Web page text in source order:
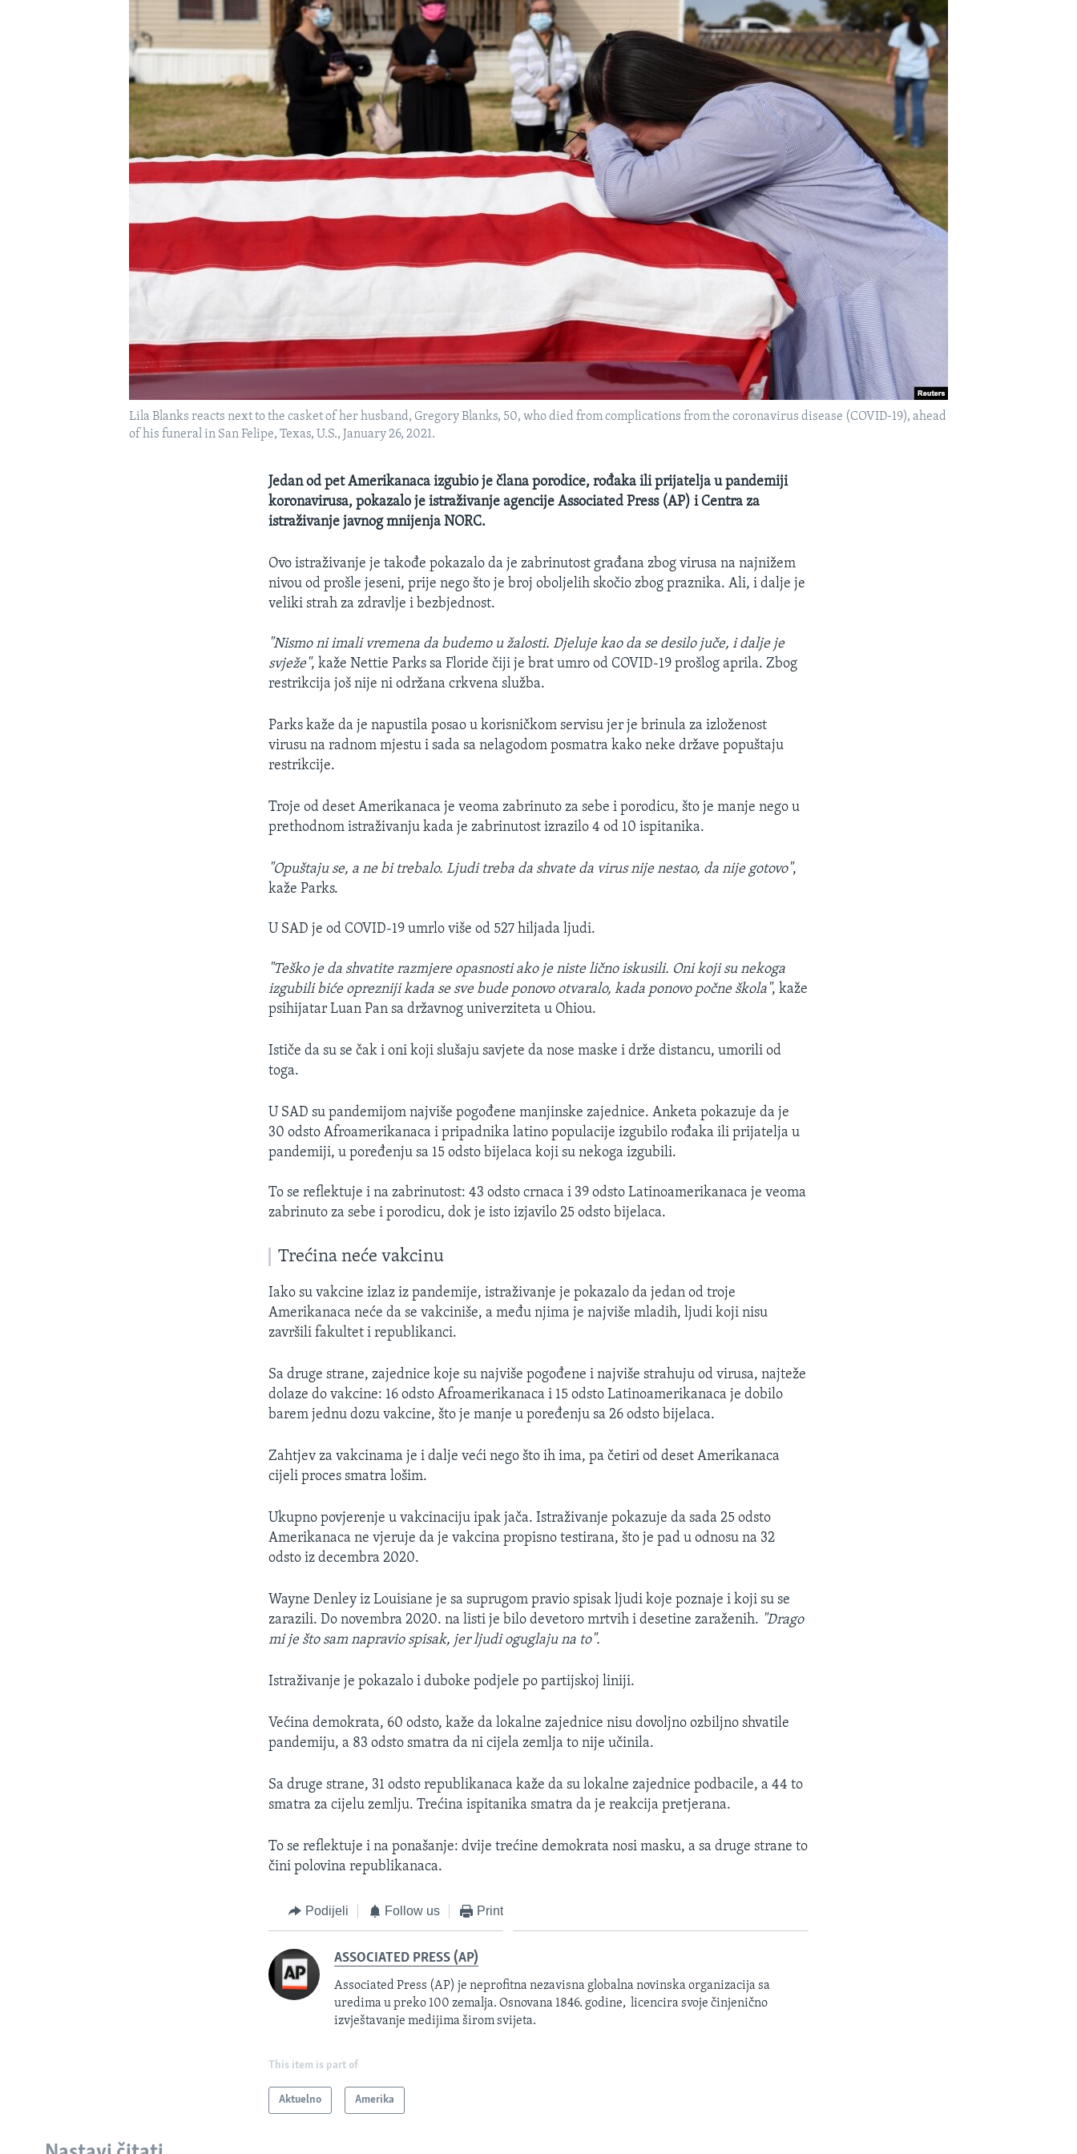
Lila Blanks reacts next to the casket of her husband, Gregory Blanks, 50, who died from complications from the coronavirus disease (COVID-19), ahead
of his funeral in San Felipe, Texas, U.S., January 26, 2021.
Jedan od pet Amerikanaca izgubio je člana porodice, rođaka ili prijatelja u pandemiji
koronavirusa, pokazalo je istraživanje agencije Associated Press (AP) i Centra za
istraživanje javnog mnijenja NORC.
Ovo istraživanje je takođe pokazalo da je zabrinutost građana zbog virusa na najnižem
nivou od prošle jeseni, prije nego što je broj oboljelih skočio zbog praznika. Ali, i dalje je
veliki strah za zdravlje i bezbjednost.
"Nismo ni imali vremena da budemo u žalosti. Djeluje kao da se desilo juče, i dalje je
svježe", kaže Nettie Parks​ sa Floride čiji je brat umro od COVID-19 prošlog aprila. Zbog
restrikcija još nije ni održana crkvena služba.
Parks kaže da je napustila posao u korisničkom servisu jer je brinula za izloženost
virusu na radnom mjestu i sada sa nelagodom posmatra kako neke države popuštaju
restrikcije.
Troje od deset Amerikanaca je veoma zabrinuto za sebe i porodicu, što je manje nego u
prethodnom istraživanju kada je zabrinutost izrazilo 4 od 10 ispitanika.
"Opuštaju se, a ne bi trebalo. Ljudi treba da shvate da virus nije nestao, da nije gotovo",
kaže Parks.
U SAD je od COVID-19 umrlo više od 527 hiljada ljudi.
"Teško je da shvatite razmjere opasnosti ako je niste lično iskusili. Oni koji su nekoga
izgubili biće oprezniji kada se sve bude ponovo otvaralo, kada ponovo počne škola", kaže
psihijatar Luan Pan sa državnog univerziteta u Ohiou.
Ističe da su se čak i oni koji slušaju savjete da nose maske i drže distancu, umorili od
toga.
U SAD su pandemijom najviše pogođene manjinske zajednice. Anketa pokazuje da je
30 odsto Afroamerikanaca i pripadnika latino populacije izgubilo rođaka ili prijatelja u
pandemiji, u poređenju sa 15 odsto bijelaca koji su nekoga izgubili.
To se reflektuje i na zabrinutost: 43 odsto crnaca i 39 odsto Latinoamerikanaca je veoma
zabrinuto za sebe i porodicu, dok je isto izjavilo 25 odsto bijelaca.
Trećina neće vakcinu
Iako su vakcine izlaz iz pandemije, istraživanje je pokazalo da jedan od troje
Amerikanaca neće da se vakciniše, a među njima je najviše mladih, ljudi koji nisu
završili fakultet i republikanci.
Sa druge strane, zajednice koje su najviše pogođene i najviše strahuju od virusa, najteže
dolaze do vakcine: 16 odsto Afroamerikanaca i 15 odsto Latinoamerikanaca je dobilo
barem jednu dozu vakcine, što je manje u poređenju sa 26 odsto bijelaca.
Zahtjev za vakcinama je i dalje veći nego što ih ima, pa četiri od deset Amerikanaca
cijeli proces smatra lošim.
Ukupno povjerenje u vakcinaciju ipak jača. Istraživanje pokazuje da sada 25 odsto
Amerikanaca ne vjeruje da je vakcina propisno testirana, što je pad u odnosu na 32
odsto iz decembra 2020.
Wayne Denley​ iz Louisiane je sa suprugom pravio spisak ljudi koje poznaje i koji su se
zarazili. Do novembra 2020. na listi je bilo devetoro mrtvih i desetine zaraženih. "Drago
mi je što sam napravio spisak, jer ljudi oguglaju na to".
Istraživanje je pokazalo i duboke podjele po partijskoj liniji.
Većina demokrata, 60 odsto, kaže da lokalne zajednice nisu dovoljno ozbiljno shvatile
pandemiju, a 83 odsto smatra da ni cijela zemlja to nije učinila.
Sa druge strane, 31 odsto republikanaca kaže da su lokalne zajednice podbacile, a 44 to
smatra za cijelu zemlju. Trećina ispitanika smatra da je reakcija pretjerana.
To se reflektuje i na ponašanje: dvije trećine demokrata nosi masku, a sa druge strane to
čini polovina republikanaca.
Podijeli Follow us Print
ASSOCIATED PRESS (AP)
Associated Press (AP) je neprofitna nezavisna globalna novinska organizacija sa
uredima u preko 100 zemalja. Osnovana 1846. godine, licencira svoje činjenično
izvještavanje medijima širom svijeta.
This item is part of
Aktuelno Amerika